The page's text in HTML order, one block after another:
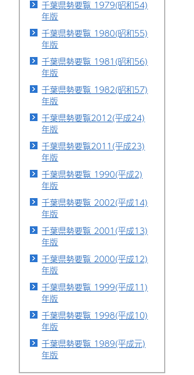
千葉県勢要覧 1979(昭和54)
年版
千葉県勢要覧 1980(昭和55)
年版
千葉県勢要覧 1981(昭和56)
年版
千葉県勢要覧 1982(昭和57)
年版
千葉県勢要覧2012(平成24)
年版
千葉県勢要覧2011(平成23)
年版
千葉県勢要覧 1990(平成2)
年版
千葉県勢要覧 2002(平成14)
年版
千葉県勢要覧 2001(平成13)
年版
千葉県勢要覧 2000(平成12)
年版
千葉県勢要覧 1999(平成11)
年版
千葉県勢要覧 1998(平成10)
年版
千葉県勢要覧 1989(平成元)
年版